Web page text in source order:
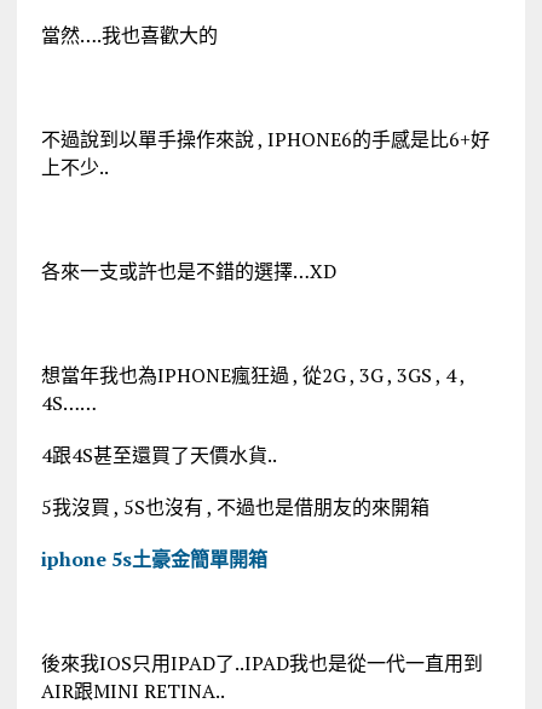
當然….我也喜歡大的
不過說到以單手操作來說 , IPHONE6的手感是比6+好
上不少..
各來一支或許也是不錯的選擇…XD
想當年我也為IPHONE瘋狂過 , 從2G , 3G , 3GS , 4 ,
4S……
4跟4S甚至還買了天價水貨..
5我沒買 , 5S也沒有 , 不過也是借朋友的來開箱
iphone 5s土豪金簡單開箱
後來我IOS只用IPAD了..IPAD我也是從一代一直用到
AIR跟MINI RETINA..